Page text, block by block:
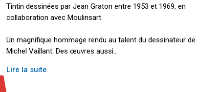
Tintin dessinées par Jean Graton entre 1953 et 1969, en
collaboration avec Moulinsart.
Un magnifique hommage rendu au talent du dessinateur de
Michel Vaillant. Des œuvres aussi...
Lire la suite